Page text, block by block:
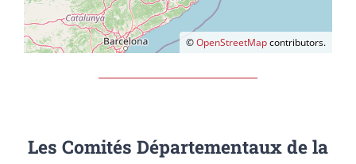
©OpenStreetMapcontributors.
Les Comités Départementaux de la